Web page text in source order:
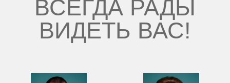
ВСЕГДА РАДЫ
ВИДЕТЬ ВАС!